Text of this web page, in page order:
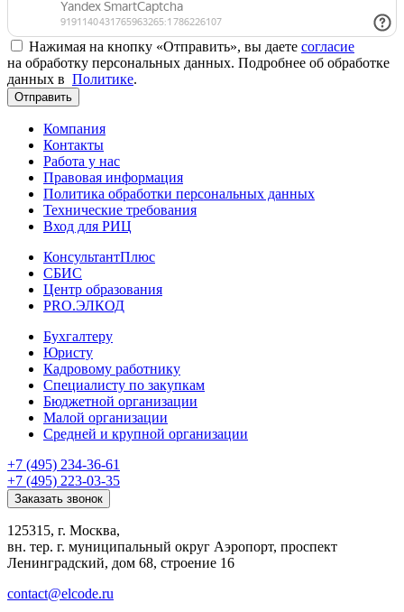
Нажимая на кнопку «Отправить», вы даете согласие
на обработку персональных данных. Подробнее об обработке
данных в Политике.
Отправить
Компания
Контакты
Работа у нас
Правовая информация
Политика обработки персональных данных
Технические требования
Вход для РИЦ
КонсультантПлюс
СБИС
Центр образования
PRO.ЭЛКОД
Бухгалтеру
Юристу
Кадровому работнику
Специалисту по закупкам
Бюджетной организации
Малой организации
Средней и крупной организации
+7 (495) 234-36-61
+7 (495) 223-03-35
Заказать звонок
125315, г. Москва,
вн. тер. г. муниципальный округ Аэропорт, проспект
Ленинградский, дом 68, строение 16
contact@elcode.ru